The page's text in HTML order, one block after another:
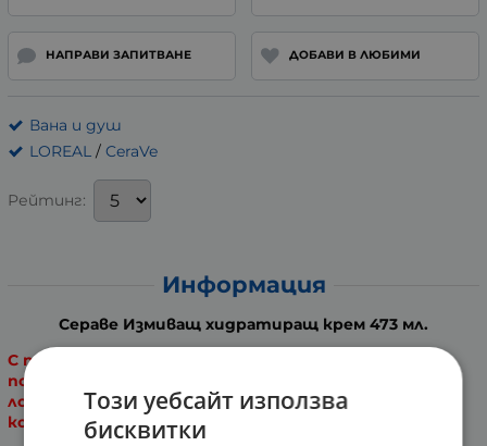
НАПРАВИ ЗАПИТВАНЕ ДОБАВИ В ЛЮБИМИ
Вана и душ
LOREAL / CeraVe
Рейтинг:
Информация
Сераве Измиващ хидратиращ крем 473 мл.
С покупка на продукт от серията CeraVE,
получавате ПОДАРЪК - Сераве мини хидратиращ
лосион 20 мл. Предложението е до изчерпване на
количествата.
Този уебсайт използва
бисквитки